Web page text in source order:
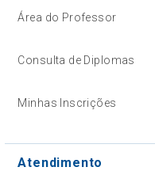
Área do Professor
Consulta de Diplomas
Minhas Inscrições
Atendimento